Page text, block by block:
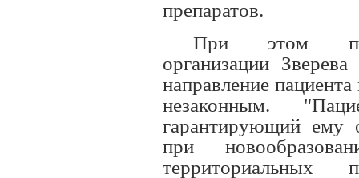
препаратов.
При этом
организации
направление
незаконным.
гарантирующий ему
при
территориальных